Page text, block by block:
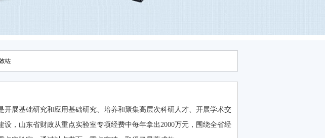
咗
开展基础研究和应用基础研究、培养和聚集高层次科研人才、开展学术交
，山东省财政从重点实验室专项经费中每年拿出2000万元，围绕全省经